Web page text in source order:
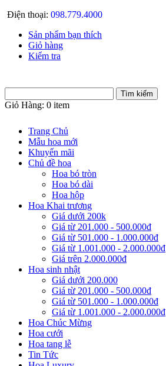
Điện thoại: 098.779.4000
Sản phẩm bạn thích
Giỏ hàng
Kiểm tra
Giỏ Hàng: 0 item
Trang Chủ
Mẫu hoa mới
Khuyến mãi
Chủ đề hoa
Hoa bó tròn
Hoa bó dài
Hoa hộp
Hoa Khai trương
Giá dưới 200k
Giá từ 201.000 - 500.000đ
Giá từ 501.000 - 1.000.000đ
Giá từ 1.001.000 - 2.000.000đ
Giá trên 2.000.000đ
Hoa sinh nhật
Giá dưới 200.000
Giá từ 201.000 - 500.000đ
Giá từ 501.000 - 1.000.000đ
Giá từ 1.001.000 - 2.000.000đ
Hoa Chúc Mừng
Hoa cưới
Hoa tang lễ
Tin Tức